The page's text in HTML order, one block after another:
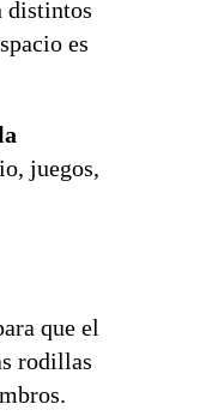
distintos
es
juegos,
que el
rodillas